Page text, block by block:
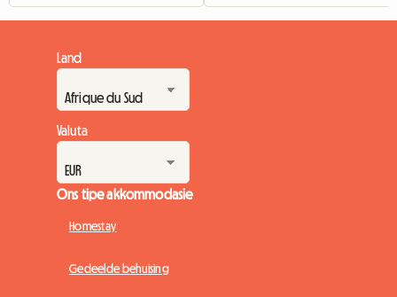
Land
Valuta
Ons tipe akkommodasie
Homestay
Gedeelde behuising